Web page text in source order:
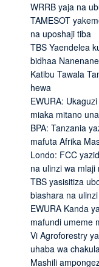
WRRB yaja na
TAMESOT
na uposhaji tiba
TBS Yaendelea
bidhaa
Katibu Tawala
hewa
EWURA:
miaka mitano
BPA: Tanzania
mafuta Afrika
Londo: FCC
na ulinzi wa mlaji
TBS yasisitiza
biashara na
EWURA Kanda
mafundi umeme
Vi Agroforestry
uhaba wa
Mashili